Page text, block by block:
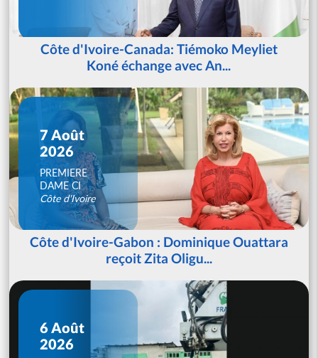
Côte d'Ivoire-Canada: Tiémoko Meyliet
Koné échange avec An...
7 Août
2026
PREMIERE
DAME CI
Côte d'Ivoire
Côte d'Ivoire-Gabon : Dominique Ouattara
reçoit Zita Oligu...
6 Août
2026